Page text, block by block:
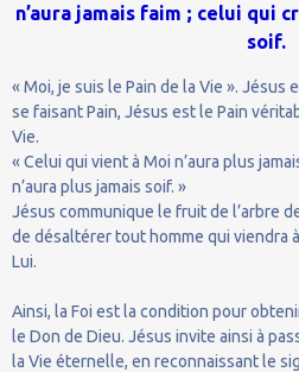
n’aura jamais faim ; celui qui
soif.
« Moi, je suis le Pain de la Vie ». Jésus
se faisant Pain, Jésus est le Pain
Vie.
« Celui qui vient à Moi n’aura plus
n’aura plus jamais soif. »
Jésus communique le fruit de l’arbre
de désaltérer tout homme qui viendra
Lui.
Ainsi, la Foi est la condition pour
le Don de Dieu. Jésus invite ainsi à
la Vie éternelle, en reconnaissant le